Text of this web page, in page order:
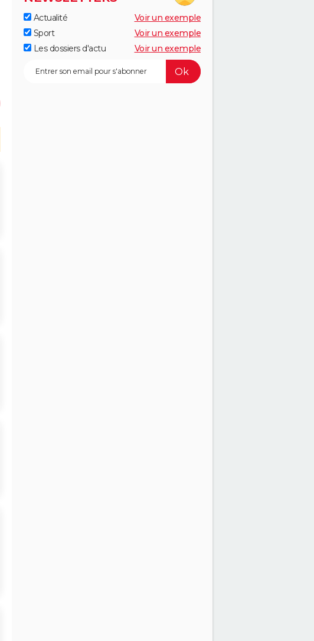
Actualité
Voir un exemple
Sport
Voir un exemple
Les dossiers d'actu
Voir un exemple